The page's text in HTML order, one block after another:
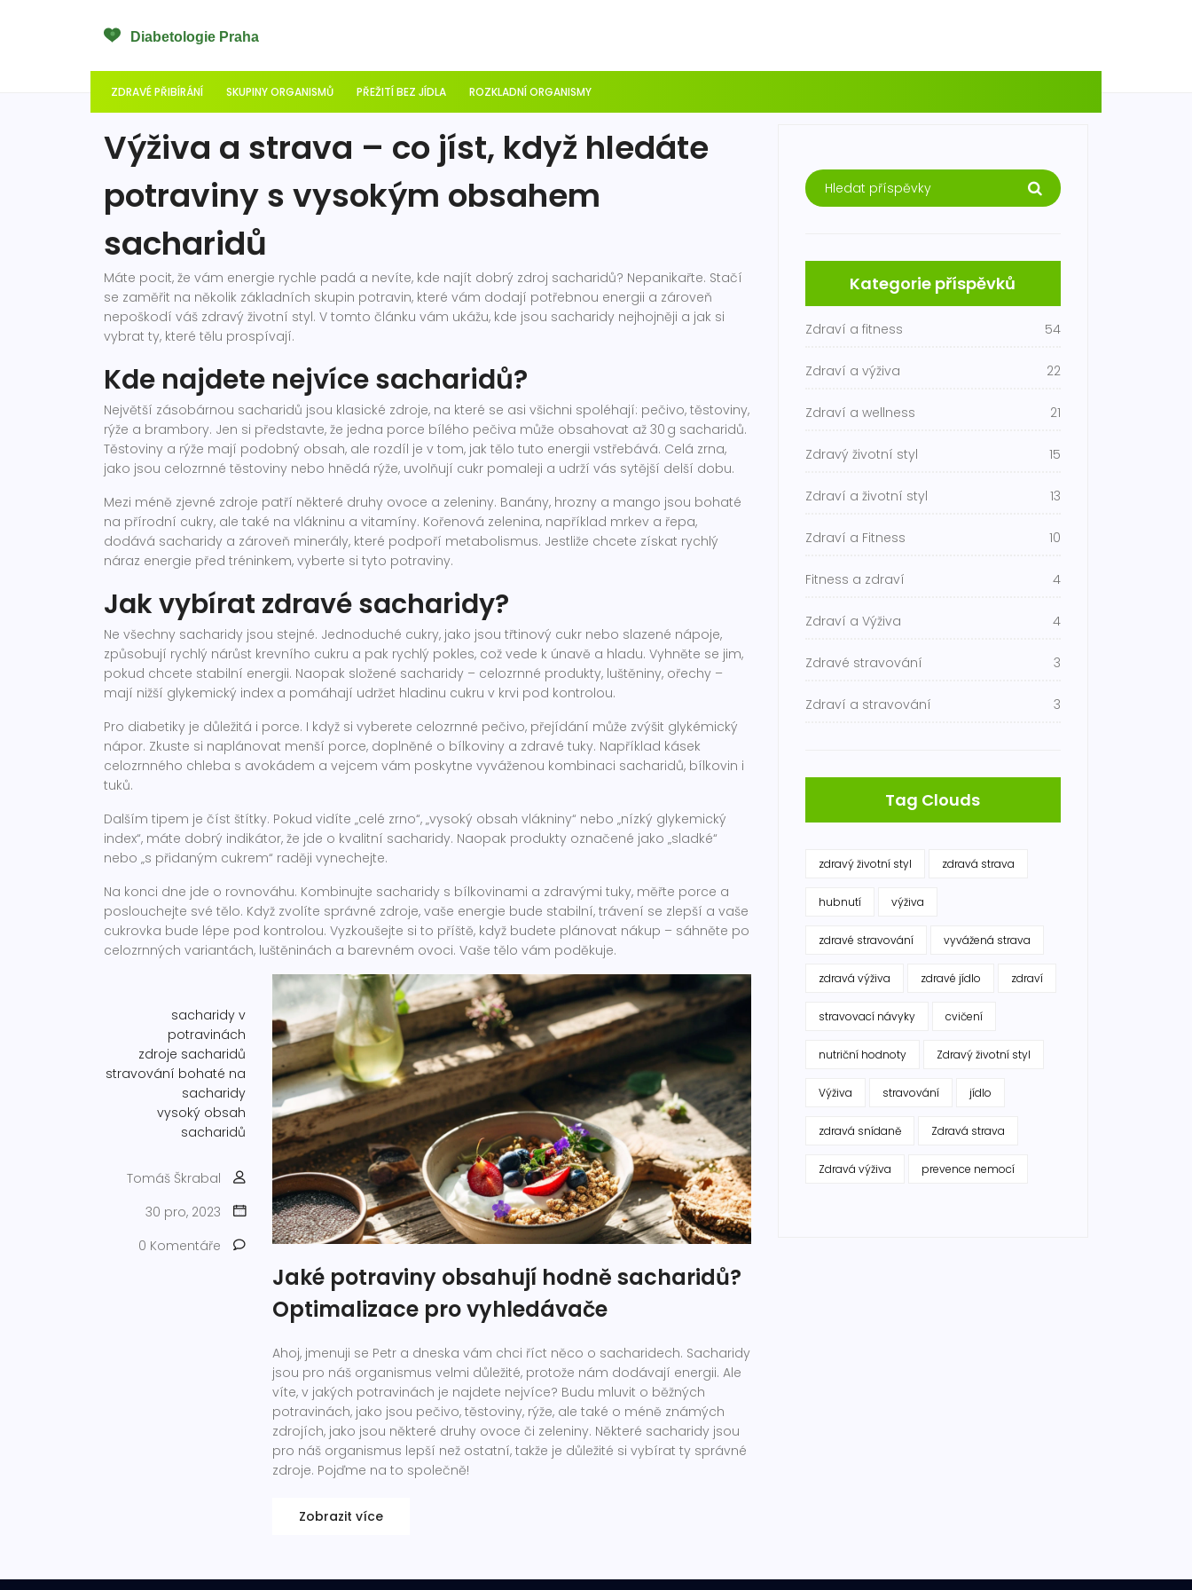
ZDRAVÉ PŘIBÍRÁNÍ SKUPINY ORGANISMŮ PŘEŽITÍ BEZ JÍDLA ROZKLADNÍ ORGANISMY
Výživa a strava – co jíst, když hledáte
potraviny s vysokým obsahem
sacharidů
Máte pocit, že vám energie rychle padá a nevíte, kde najít dobrý zdroj sacharidů? Nepanikařte. Stačí
se zaměřit na několik základních skupin potravin, které vám dodají potřebnou energii a zároveň
nepoškodí váš zdravý životní styl. V tomto článku vám ukážu, kde jsou sacharidy nejhojněji a jak si
vybrat ty, které tělu prospívají.
Kde najdete nejvíce sacharidů?
Největší zásobárnou sacharidů jsou klasické zdroje, na které se asi všichni spoléhají: pečivo, těstoviny,
rýže a brambory. Jen si představte, že jedna porce bílého pečiva může obsahovat až 30 g sacharidů.
Těstoviny a rýže mají podobný obsah, ale rozdíl je v tom, jak tělo tuto energii vstřebává. Celá zrna,
jako jsou celozrnné těstoviny nebo hnědá rýže, uvolňují cukr pomaleji a udrží vás sytější delší dobu.
Mezi méně zjevné zdroje patří některé druhy ovoce a zeleniny. Banány, hrozny a mango jsou bohaté
na přírodní cukry, ale také na vlákninu a vitamíny. Kořenová zelenina, například mrkev a řepa,
dodává sacharidy a zároveň minerály, které podpoří metabolismus. Jestliže chcete získat rychlý
náraz energie před tréninkem, vyberte si tyto potraviny.
Jak vybírat zdravé sacharidy?
Ne všechny sacharidy jsou stejné. Jednoduché cukry, jako jsou třtinový cukr nebo slazené nápoje,
způsobují rychlý nárůst krevního cukru a pak rychlý pokles, což vede k únavě a hladu. Vyhněte se jim,
pokud chcete stabilní energii. Naopak složené sacharidy – celozrnné produkty, luštěniny, ořechy –
mají nižší glykemický index a pomáhají udržet hladinu cukru v krvi pod kontrolou.
Pro diabetiky je důležitá i porce. I když si vyberete celozrnné pečivo, přejídání může zvýšit glykémický
nápor. Zkuste si naplánovat menší porce, doplněné o bílkoviny a zdravé tuky. Například kásek
celozrnného chleba s avokádem a vejcem vám poskytne vyváženou kombinaci sacharidů, bílkovin i
tuků.
Dalším tipem je číst štítky. Pokud vidíte „celé zrno“, „vysoký obsah vlákniny“ nebo „nízký glykemický
index“, máte dobrý indikátor, že jde o kvalitní sacharidy. Naopak produkty označené jako „sladké“
nebo „s přidaným cukrem“ raději vynechejte.
Na konci dne jde o rovnováhu. Kombinujte sacharidy s bílkovinami a zdravými tuky, měřte porce a
poslouchejte své tělo. Když zvolíte správné zdroje, vaše energie bude stabilní, trávení se zlepší a vaše
cukrovka bude lépe pod kontrolou. Vyzkoušejte si to příště, když budete plánovat nákup – sáhněte po
celozrnných variantách, luštěninách a barevném ovoci. Vaše tělo vám poděkuje.
sacharidy v
potravinách
zdroje sacharidů
stravování bohaté na
sacharidy
vysoký obsah
sacharidů
Tomáš Škrabal
30 pro, 2023
0 Komentáře
Jaké potraviny obsahují hodně sacharidů?
Optimalizace pro vyhledávače
Ahoj, jmenuji se Petr a dneska vám chci říct něco o sacharidech. Sacharidy
jsou pro náš organismus velmi důležité, protože nám dodávají energii. Ale
víte, v jakých potravinách je najdete nejvíce? Budu mluvit o běžných
potravinách, jako jsou pečivo, těstoviny, rýže, ale také o méně známých
zdrojích, jako jsou některé druhy ovoce či zeleniny. Některé sacharidy jsou
pro náš organismus lepší než ostatní, takže je důležité si vybírat ty správné
zdroje. Pojďme na to společně!
Zobrazit více
Kategorie příspěvků
Zdraví a fitness 54
Zdraví a výživa 22
Zdraví a wellness 21
Zdravý životní styl 15
Zdraví a životní styl 13
Zdraví a Fitness 10
Fitness a zdraví 4
Zdraví a Výživa 4
Zdravé stravování 3
Zdraví a stravování 3
Tag Clouds
zdravý životní styl zdravá strava
hubnutí výživa
zdravé stravování vyvážená strava
zdravá výživa zdravé jídlo zdraví
stravovací návyky cvičení
nutriční hodnoty Zdravý životní styl
Výživa stravování jídlo
zdravá snídaně Zdravá strava
Zdravá výživa prevence nemocí